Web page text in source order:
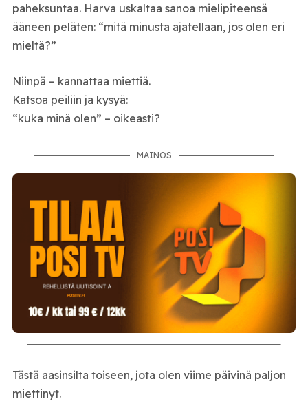
paheksuntaa. Harva uskaltaa sanoa mielipiteensä
ääneen peläten: “mitä minusta ajatellaan, jos olen eri
mieltä?”
Niinpä – kannattaa miettiä.
Katsoa peiliin ja kysyä:
“kuka minä olen” – oikeasti?
MAINOS
Tästä aasinsilta toiseen, jota olen viime päivinä paljon
miettinyt.